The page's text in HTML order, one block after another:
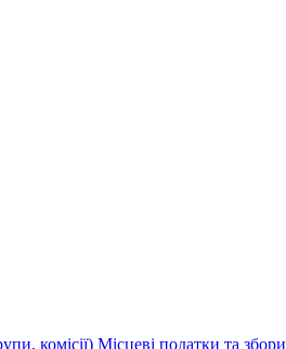
комісії) Місцеві податки та збори